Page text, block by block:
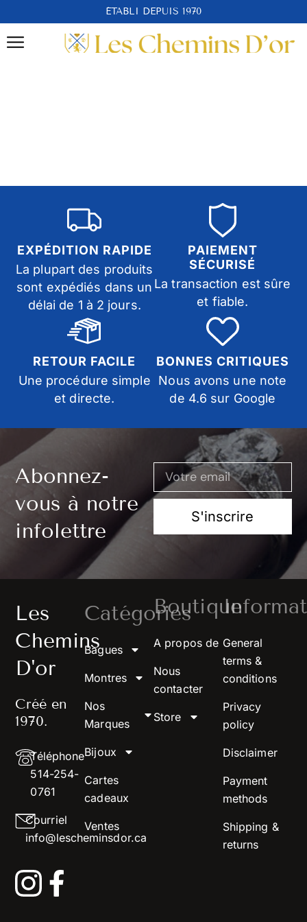
ÉTABLI DEPUIS 1970
EXPÉDITION RAPIDE
La plupart des produits
sont expédiés dans un
délai de 1 à 2 jours.
PAIEMENT
SÉCURISÉ
La transaction est sûre
et fiable.
RETOUR FACILE
Une procédure simple
et directe.
BONNES CRITIQUES
Nous avons une note
de 4.6 sur Google
Abonnez-
vous à notre
infolettre
S'inscrire
Les
Chemins
D'or
Créé en
1970.
Téléphone
514-254-
0761
Courriel
info@lescheminsdor.ca
Catégories
Bagues
Montres
Nos
Marques
Bijoux
Cartes
cadeaux
Ventes
Boutique
A propos de
Nous
contacter
Store
General
terms &
conditions
Privacy
policy
Disclaimer
Payment
methods
Shipping &
returns